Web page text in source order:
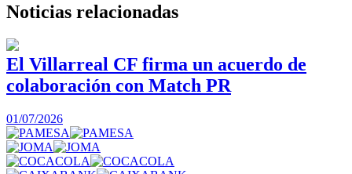
Noticias relacionadas
El Villarreal CF firma un acuerdo de
colaboración con Match PR
01/07/2026